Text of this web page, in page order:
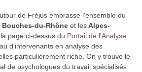
de Fréjus embrasse l'ensemble du
Bouches-du-Rhône et lesAlpes-
la page ci-dessus du Portail de l'Analyse
d'intervenants en analyse des
particulièrement riche. On y trouve le
de psychologues du travail spécialisés